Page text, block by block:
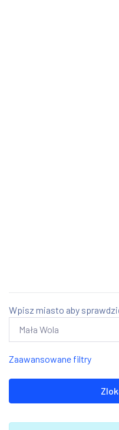
Wpisz miasto aby
Zaawansowane filtry